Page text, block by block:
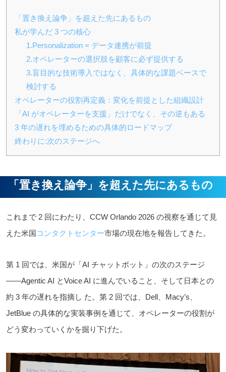
「置き換え論争」を超えた先にあるもの
私が学んだ 3 つの核心
1.Personalization = データ連携が前提
2.オペレーターの選択肢を顧客に必ず提供する
3.盲目的な技術導入ではなく、具体的な課題ベースで
検討する
オペレーターの役割再定義：変化を前提とした組織設計
「AI がオペレーターを支援」だけでなく、その逆もある
3 年の遅れを埋めるための具体的ロードマップ
終わりに:次のステージへ
「置き換え論争」を超えた先にあるもの
これまで 2 回にわたり、CCW Orlando 2026 の視察を通じて見
えた米国 コンタクトセンター市場の現在地を報告してきた。
第 1 回では、米国が「AI チャットボット」の次のステージ
――Agentic AI とVoice AI に進んでいること、そして日本との
約 3 年の遅れを指摘し た。第 2 回では、Dell、Macy’s、
JetBlue の具体的な実装事例を通じて、オペレーターの役割が
どう変わっていくかを掘り下げた。